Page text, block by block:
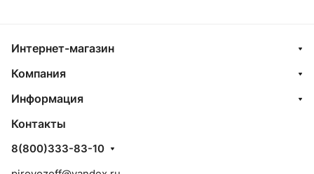
Интернет-магазин
Компания
Информация
Контакты
8(800)333-83-10